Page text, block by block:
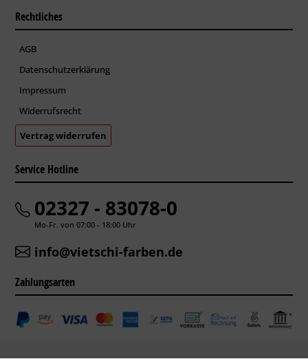
Rechtliches
AGB
Datenschutzerklärung
Impressum
Widerrufsrecht
Vertrag widerrufen
Service Hotline
02327 - 83078-0
Mo-Fr. von 07:00 - 18:00 Uhr
info@vietschi-farben.de
Zahlungsarten